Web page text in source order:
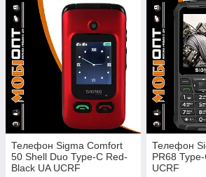
Телефон Sigma Comfort
50 Shell Duo Type-C Red-
Black UA UCRF
Телефон
PR68
UCRF